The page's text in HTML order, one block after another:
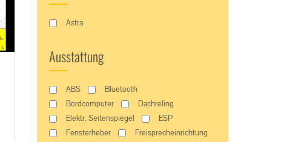
Astra
Ausstattung
ABS
Bluetooth
Bordcomputer
Dachreling
Elektr. Seitenspiegel
ESP
Fensterheber
Freisprecheinrichtung